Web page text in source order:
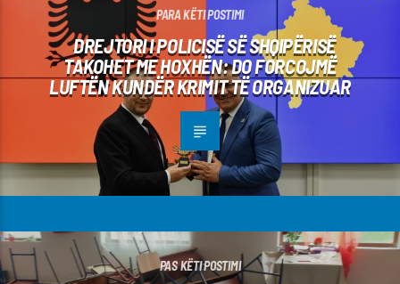
PARA KËTI POSTIMI
DREJTORI I POLICISË SË SHQIPËRISË
TAKOHET ME HOXHËN: DO FORCOJMË
LUFTËN KUNDËR KRIMIT TË ORGANIZUAR
PAS KËTI POSTIMI